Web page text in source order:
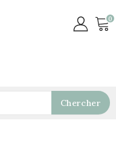
0
Chercher